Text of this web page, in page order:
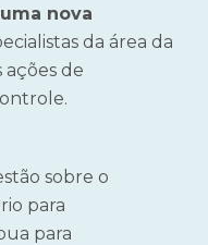
nova
da área da
de
sobre o
para
para